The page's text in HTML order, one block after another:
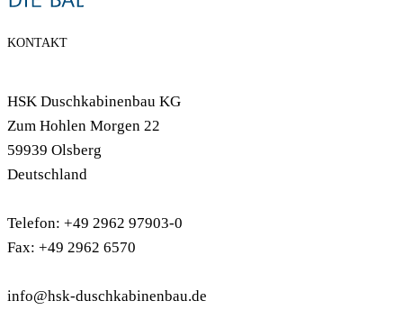
KONTAKT
HSK Duschkabinenbau KG
Zum Hohlen Morgen 22
59939 Olsberg
Deutschland
Telefon: +49 2962 97903-0
Fax: +49 2962 6570
info@hsk-duschkabinenbau.de